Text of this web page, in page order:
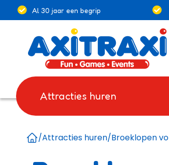
Al 30 jaar een begrip
Attracties huren
/Attracties huren/Broeklopen